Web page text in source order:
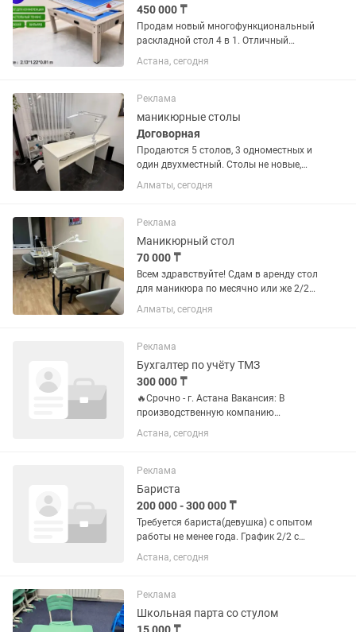
450 000 ₸
Продам новый многофункциональный
раскладной стол 4 в 1. Отличный
вариант для дома, офиса, зоны отдыха,
игровой комнаты, кафе или
сочетает сразу четыре варианта...
Астана, сегодня
Реклама
маникюрные столы
Договорная
Продаются 5 столов, 3 одноместных и
один двухместный. Столы не новые,
есть потертости. Есть возможность
взять все 5 оптом. Параметры
ширина 63 от Пола до полки...
Алматы, сегодня
Реклама
Маникюрный стол
70 000 ₸
Всем здравствуйте! Сдам в аренду стол
для маникюра по месячно или же 2/2
Для Вашего удобства имеется : Зона
стерилизации Кондиционер Зона
оборудован: ...
Алматы, сегодня
Реклама
Бухгалтер по учёту ТМЗ
300 000 ₸
🔥Срочно - г. Астана Вакансия: В
производственную компанию
требуется бухгалтер материального
стола.( начинающий) ШУСТРАЯ,
ИСПОЛНИТЕЛЬНАЯ ДЕВУШКА.
Требования: Прием и...
Астана, сегодня
Реклама
Бариста
200 000 - 300 000 ₸
Требуется бариста(девушка) с опытом
работы не менее года. График 2/2 с
7:30 до 21:00 Выход 10к тг 5% от
продаж ежедневно Такси 1.000
8/1 Oneday coffee Мини...
Астана, сегодня
Реклама
Школьная парта со стулом